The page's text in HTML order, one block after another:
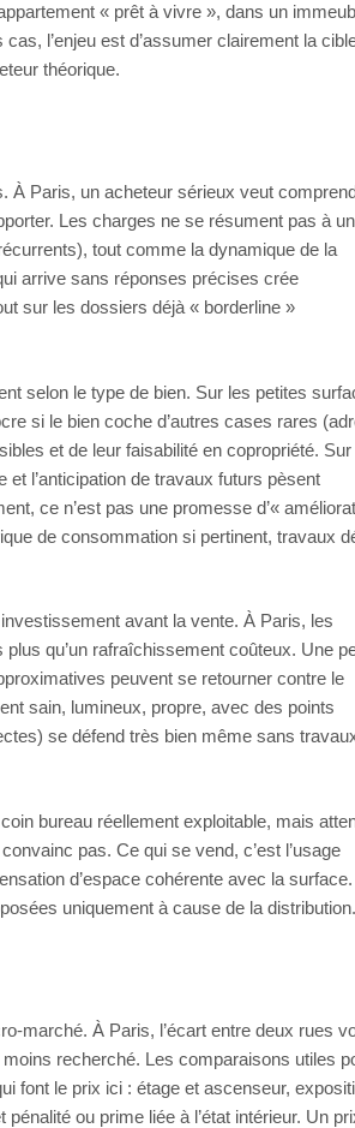
« prêt à vivre », dans un
l’enjeu est d’assumer clairement la
théorique.
À Paris, un acheteur sérieux veut
Les charges ne se résument pas à un
tout comme la dynamique de la
arrive sans réponses précises crée
sur les dossiers déjà « borderline »
selon le type de bien. Sur les petites
si le bien coche d’autres cases rares
et de leur faisabilité en copropriété. Sur
et l’anticipation de travaux futurs pèsent
ce n’est pas une promesse d’«
de consommation si pertinent, travaux
avant la vente. À Paris, les
qu’un rafraîchissement coûteux. Une
peuvent se retourner contre le
sain, lumineux, propre, avec des points
se défend très bien même sans
bureau réellement exploitable, mais
pas. Ce qui se vend, c’est l’usage
d’espace cohérente avec la
uniquement à cause de la distribution.
À Paris, l’écart entre deux rues
recherché. Les comparaisons utiles
font le prix ici : étage et ascenseur,
ou prime liée à l’état intérieur. Un